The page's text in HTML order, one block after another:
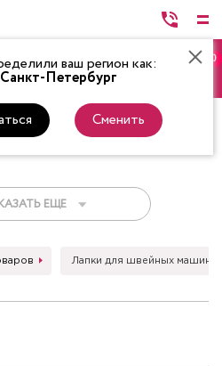
ваш регион как:
Санкт-Петербург
Сменить
0
ТКАНИ НИТКИ
ЕЩЕ
Лапки для швейных машин